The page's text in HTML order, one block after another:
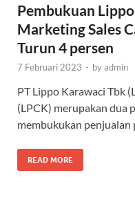
Pembukuan
Marketing Sales
Turun 4 persen
7 Februari 2023 - byadmin
PT Lippo Karawaci Tbk
(LPCK) merupakan dua
membukukan penjualan
READ MORE